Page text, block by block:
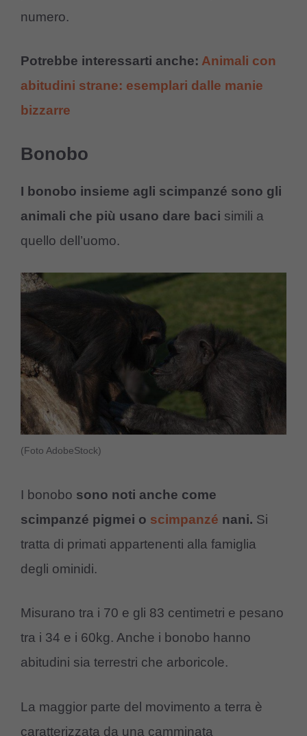
numero.
Potrebbe interessarti anche: Animali con
abitudini strane: esemplari dalle manie
bizzarre
Bonobo
I bonobo insieme agli scimpanzé sono gli
animali che più usano dare baci simili a
quello dell’uomo.
(Foto AdobeStock)
I bonobo sono noti anche come
scimpanzé pigmei o scimpanzé nani. Si
tratta di primati appartenenti alla famiglia
degli ominidi.
Misurano tra i 70 e gli 83 centimetri e pesano
tra i 34 e i 60kg. Anche i bonobo hanno
abitudini sia terrestri che arboricole.
La maggior parte del movimento a terra è
caratterizzata da una camminata